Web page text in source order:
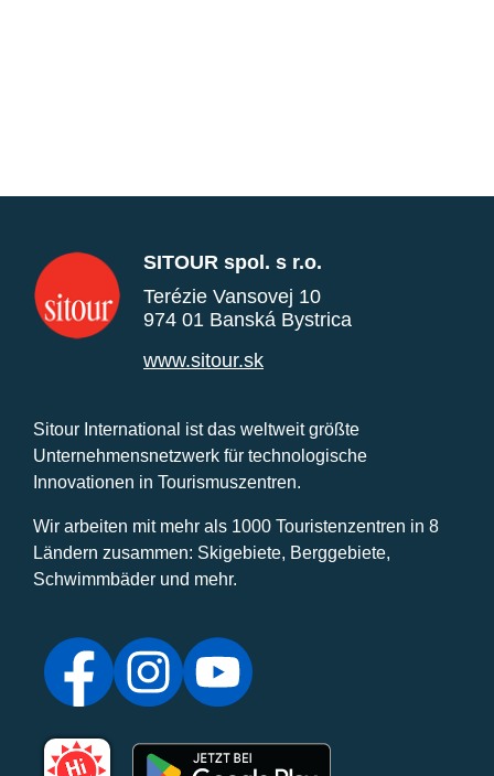
SITOUR spol. s r.o.
Terézie Vansovej 10
974 01 Banská Bystrica
www.sitour.sk
Sitour International ist das weltweit größte
Unternehmensnetzwerk für technologische
Innovationen in Tourismuszentren.
Wir arbeiten mit mehr als 1000 Touristenzentren in 8
Ländern zusammen: Skigebiete, Berggebiete,
Schwimmbäder und mehr.